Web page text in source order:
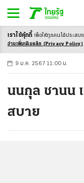
-ก ก ก+
9 ม.ค. 2567 11:00 น.
นนกุล ชานน
สบาย
เราใช้คุ้กกี้ เพื่อให้ทุกคนได้ประสบ
อ่านเพิ่มเติมคลิก (Privacy Policy)